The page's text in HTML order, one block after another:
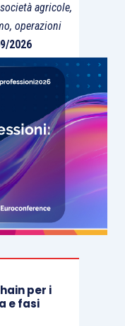
agricole,
operazioni
2026
per i
e fasi